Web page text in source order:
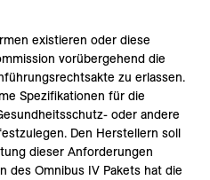
existieren oder diese
vorübergehend die
zu erlassen.
Spezifikationen für die
oder andere
Den Herstellern soll
dieser Anforderungen
des Omnibus IV Pakets hat die